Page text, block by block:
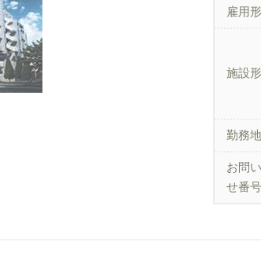
雇用
施設
勤務地
お問
せ番号